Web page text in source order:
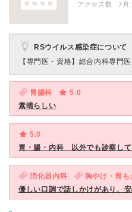
アクセス数 7月:
RSウイルス感染症について
【専門医・資格】 総合内科専門医
胃腸科
5.0
素晴らしい
5.0
胃・腸・内科 以外でも診察して
消化器内科 胸やけ・胃
優しい口調で話しかけがあり、安